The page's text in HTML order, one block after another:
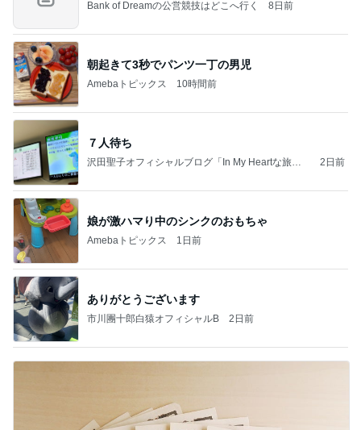
Bank of Dreamの公営競技はどこへ行く 8日前
朝起きて3秒でパンツ一丁の男児
Amebaトピックス 10時間前
７人待ち
沢田聖子オフィシャルブログ「In My Heartな旅日
2日前
娘が激ハマり中のシンクのおもちゃ
Amebaトピックス 1日前
ありがとうございます
市川團十郎白猿オフィシャルB 2日前